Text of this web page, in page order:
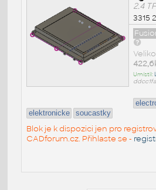
2.4
3315
Umístil:
elektronicke
soucastky
Blok je k dispozici jen pro
CADforum.cz. Přihlaste se -